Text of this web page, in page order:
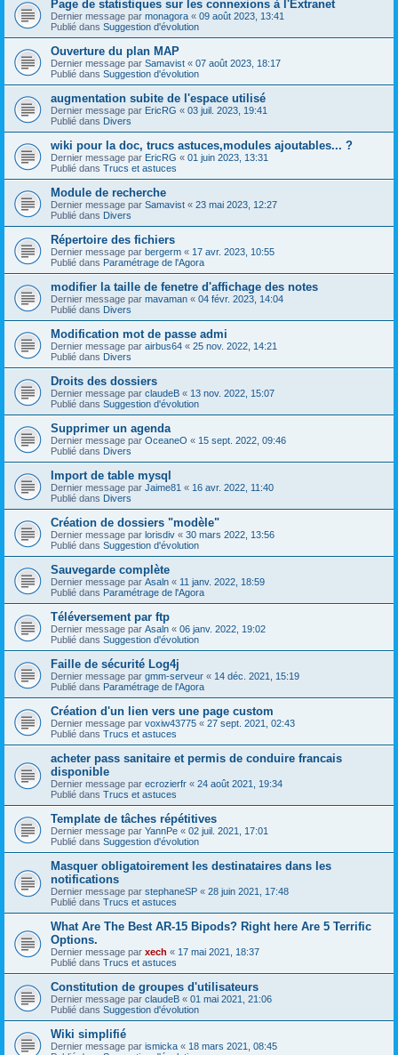
Page de statistiques sur les connexions à l'Extranet
Dernier message par monagora « 09 août 2023, 13:41
Publié dans Suggestion d'évolution
Ouverture du plan MAP
Dernier message par Samavist « 07 août 2023, 18:17
Publié dans Suggestion d'évolution
augmentation subite de l'espace utilisé
Dernier message par EricRG « 03 juil. 2023, 19:41
Publié dans Divers
wiki pour la doc, trucs astuces,modules ajoutables... ?
Dernier message par EricRG « 01 juin 2023, 13:31
Publié dans Trucs et astuces
Module de recherche
Dernier message par Samavist « 23 mai 2023, 12:27
Publié dans Divers
Répertoire des fichiers
Dernier message par bergerm « 17 avr. 2023, 10:55
Publié dans Paramétrage de l'Agora
modifier la taille de fenetre d'affichage des notes
Dernier message par mavaman « 04 févr. 2023, 14:04
Publié dans Divers
Modification mot de passe admi
Dernier message par airbus64 « 25 nov. 2022, 14:21
Publié dans Divers
Droits des dossiers
Dernier message par claudeB « 13 nov. 2022, 15:07
Publié dans Suggestion d'évolution
Supprimer un agenda
Dernier message par OceaneO « 15 sept. 2022, 09:46
Publié dans Divers
Import de table mysql
Dernier message par Jaime81 « 16 avr. 2022, 11:40
Publié dans Divers
Création de dossiers "modèle"
Dernier message par lorisdiv « 30 mars 2022, 13:56
Publié dans Suggestion d'évolution
Sauvegarde complète
Dernier message par Asaln « 11 janv. 2022, 18:59
Publié dans Paramétrage de l'Agora
Téléversement par ftp
Dernier message par Asaln « 06 janv. 2022, 19:02
Publié dans Suggestion d'évolution
Faille de sécurité Log4j
Dernier message par gmm-serveur « 14 déc. 2021, 15:19
Publié dans Paramétrage de l'Agora
Création d'un lien vers une page custom
Dernier message par voxiw43775 « 27 sept. 2021, 02:43
Publié dans Trucs et astuces
acheter pass sanitaire et permis de conduire francais
disponible
Dernier message par ecrozierfr « 24 août 2021, 19:34
Publié dans Trucs et astuces
Template de tâches répétitives
Dernier message par YannPe « 02 juil. 2021, 17:01
Publié dans Suggestion d'évolution
Masquer obligatoirement les destinataires dans les
notifications
Dernier message par stephaneSP « 28 juin 2021, 17:48
Publié dans Trucs et astuces
What Are The Best AR-15 Bipods? Right here Are 5 Terrific
Options.
Dernier message par xech « 17 mai 2021, 18:37
Publié dans Trucs et astuces
Constitution de groupes d'utilisateurs
Dernier message par claudeB « 01 mai 2021, 21:06
Publié dans Suggestion d'évolution
Wiki simplifié
Dernier message par ismicka « 18 mars 2021, 08:45